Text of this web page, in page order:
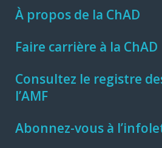
À propos de la ChAD
Faire carrière à la ChAD
Consultez le registre
l’AMF
Abonnez-vous à